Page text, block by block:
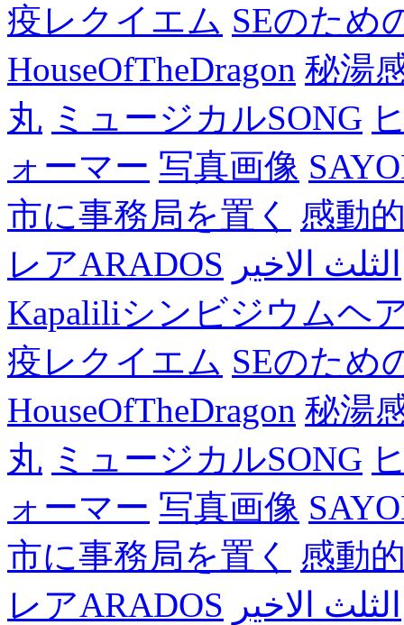
疫レクイエム SEのため
HouseOfTheDragon 秘湯
丸 ミュージカルSONG
ォーマー 写真画像
市に事務局を置く
感動
レアARADOS الثلث الاخير
Kapaliliシンビジウムヘ
疫レクイエム SEのため
HouseOfTheDragon 秘湯
丸 ミュージカルSONG
ォーマー 写真画像
市に事務局を置く
感動
レアARADOS الثلث الاخير